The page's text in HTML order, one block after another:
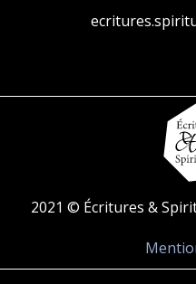
2021 © Écritures &